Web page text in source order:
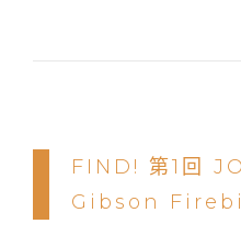
FIND! 第1回
Gibson